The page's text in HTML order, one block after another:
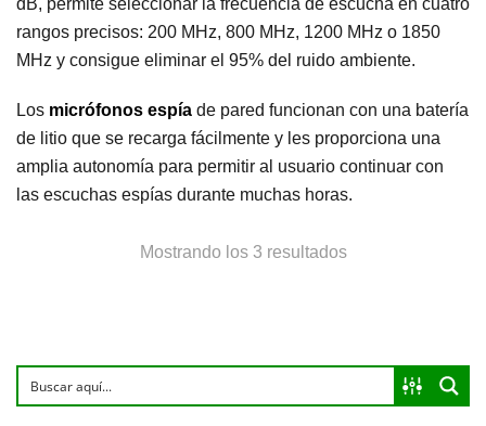
rangos precisos: 200 MHz, 800 MHz, 1200 MHz o 1850
MHz y consigue eliminar el 95% del ruido ambiente.
Los micrófonos espía de pared funcionan con una batería
de litio que se recarga fácilmente y les proporciona una
amplia autonomía para permitir al usuario continuar con
las escuchas espías durante muchas horas.
Mostrando los 3 resultadosOrdenado